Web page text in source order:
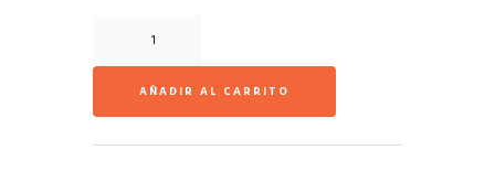
Acondicionado
Portatil
CECOTEC
9250
AÑADIR AL CARRITO